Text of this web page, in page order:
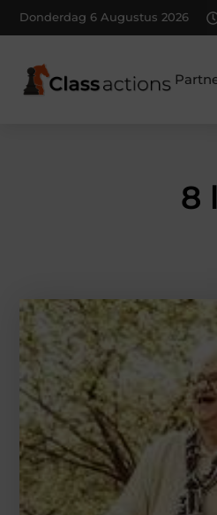
Donderdag 6 Augustus 2026
8